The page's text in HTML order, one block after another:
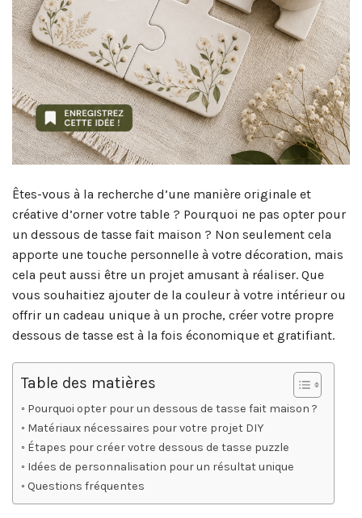
Êtes-vous à la recherche d’une manière originale et
créative d’orner votre table ? Pourquoi ne pas opter pour
un dessous de tasse fait maison ? Non seulement cela
apporte une touche personnelle à votre décoration, mais
cela peut aussi être un projet amusant à réaliser. Que
vous souhaitiez ajouter de la couleur à votre intérieur ou
offrir un cadeau unique à un proche, créer votre propre
dessous de tasse est à la fois économique et gratifiant.
Table des matières
Pourquoi opter pour un dessous de tasse fait maison ?
Matériaux nécessaires pour votre projet DIY
Étapes pour créer votre dessous de tasse puzzle
Idées de personnalisation pour un résultat unique
Questions fréquentes